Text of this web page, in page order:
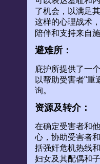
了机会，以满足
这样的心理战术
陪伴和支持来自
避难所：
庇护所提供了一
以帮助受害者"重
询。
资源及转介：
在确定受害者和
心，协助受害者
括强奸危机热线
妇女及其配偶和